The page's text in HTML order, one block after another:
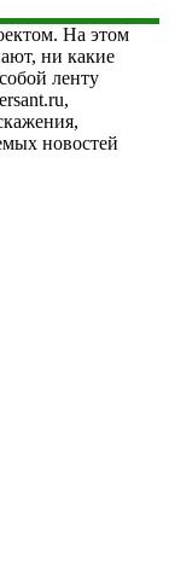
На этом
ни какие
ленту
новостей